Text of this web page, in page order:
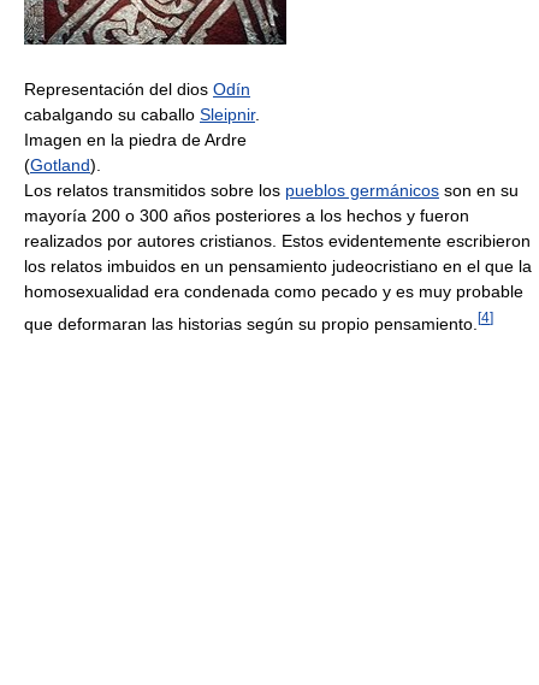
Representación del dios Odín
cabalgando su caballo Sleipnir.
Imagen en la piedra de Ardre
(Gotland).
Los relatos transmitidos sobre los pueblos germánicos son en su
mayoría 200 o 300 años posteriores a los hechos y fueron
realizados por autores cristianos. Estos evidentemente escribieron
los relatos imbuidos en un pensamiento judeocristiano en el que la
homosexualidad era condenada como pecado y es muy probable
que deformaran las historias según su propio pensamiento. [4]